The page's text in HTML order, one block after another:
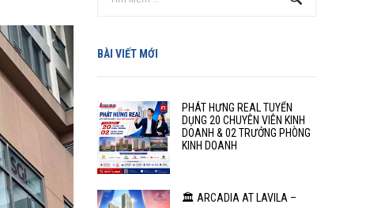
BÀI VIẾT MỚI
PHÁT HƯNG REAL TUYỂN
DỤNG 20 CHUYÊN VIÊN KINH
DOANH & 02 TRƯỞNG PHÒNG
KINH DOANH
🏛️ ARCADIA AT LAVILA –